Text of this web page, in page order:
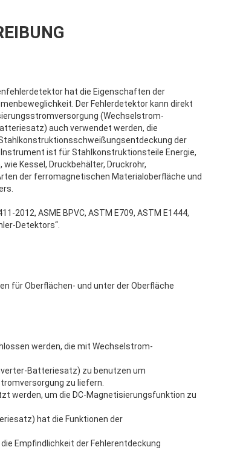
hat die Eigenschaften der
Der Fehlerdetektor kann direkt
(Wechselstrom-
auch verwendet werden, die
der
ist für Stahlkonstruktionsteile Energie,
Kessel, Druckbehälter, Druckrohr,
der ferromagnetischen Materialoberfläche und
2012, ASME BPVC, ASTM E709, ASTM E1444,
Detektors“.
für Oberflächen- und unter der Oberfläche
werden, die mit Wechselstrom-
Batteriesatz) zu benutzen um
zu liefern.
werden, um die DC-Magnetisierungsfunktion zu
hat die Funktionen der
Empfindlichkeit der Fehlerentdeckung